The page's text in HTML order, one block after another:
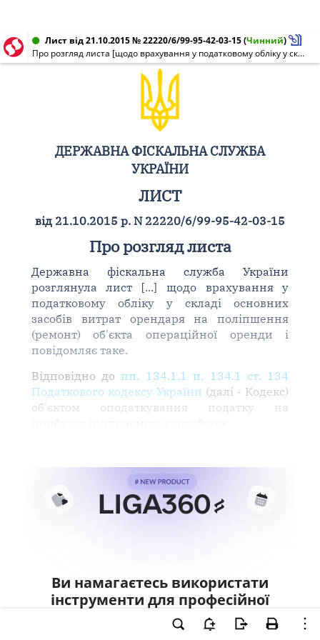
Лист від 21.10.2015 № 22220/6/99-95-42-03-15(Чинний)
Про розгляд листа [щодо врахування у податковому обліку у складі основних засобів витрат орендаря на поліпшення (ремонт) об'єкта операційної оренди]
ДЕРЖАВНА ФІСКАЛЬНА СЛУЖБА
УКРАЇНИ
ЛИСТ
від 21.10.2015 р. N 22220/6/99-95-42-03-15
Про розгляд листа
Державна фіскальна служба України
розглянула лист [...] щодо врахування у
податковому обліку у складі основних
засобів витрат орендаря на поліпшення
(ремонт) об'єкта операційної оренди і
повідомляє таке.
Відповідно до пп. 134.1.1 п. 134.1 ст. 134
Податкового кодексу України (далі - Кодекс)
об'єктом оподаткування податку на
Ви намагаєтесь використати
інструменти для професійної
роботи з документом.
Ці можливості доступні тільки користувачам